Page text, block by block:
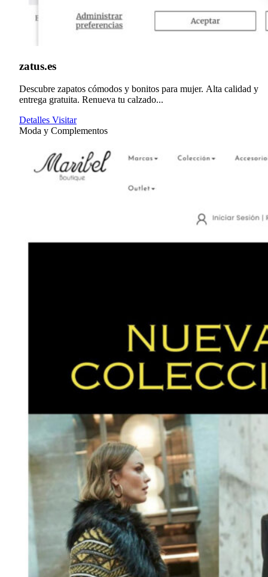
zatus.es
Descubre zapatos cómodos y bonitos para mujer. Alta calidad y
entrega gratuita. Renueva tu calzado...
Detalles Visitar
Moda y Complementos